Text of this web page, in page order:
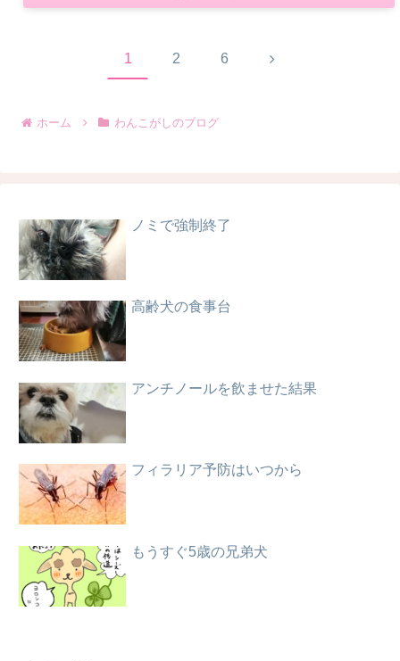
1 2 6 次
ホーム わんこがしのブログ
ノミで強制終了
高齢犬の食事台
アンチノールを飲ませた結果
フィラリア予防はいつから
もうすぐ5歳の兄弟犬